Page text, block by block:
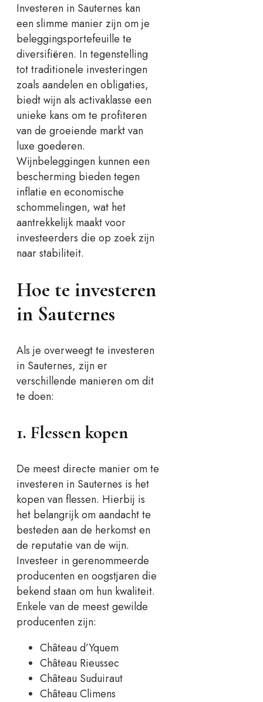
Investeren in Sauternes kan
een slimme manier zijn om je
beleggingsportefeuille te
diversifiëren. In tegenstelling
tot traditionele investeringen
zoals aandelen en obligaties,
biedt wijn als activaklasse een
unieke kans om te profiteren
van de groeiende markt van
luxe goederen.
Wijnbeleggingen kunnen een
bescherming bieden tegen
inflatie en economische
schommelingen, wat het
aantrekkelijk maakt voor
investeerders die op zoek zijn
naar stabiliteit.
Hoe te investeren
in Sauternes
Als je overweegt te investeren
in Sauternes, zijn er
verschillende manieren om dit
te doen:
1. Flessen kopen
De meest directe manier om te
investeren in Sauternes is het
kopen van flessen. Hierbij is
het belangrijk om aandacht te
besteden aan de herkomst en
de reputatie van de wijn.
Investeer in gerenommeerde
producenten en oogstjaren die
bekend staan om hun kwaliteit.
Enkele van de meest gewilde
producenten zijn:
Château d’Yquem
Château Rieussec
Château Suduiraut
Château Climens